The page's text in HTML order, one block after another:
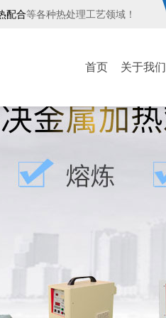
配合等各种热处理工艺领域！
首页 关于我们